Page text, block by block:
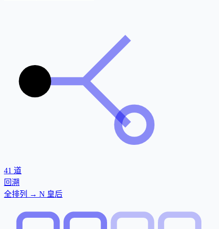
41 道
回溯
全排列 → N 皇后